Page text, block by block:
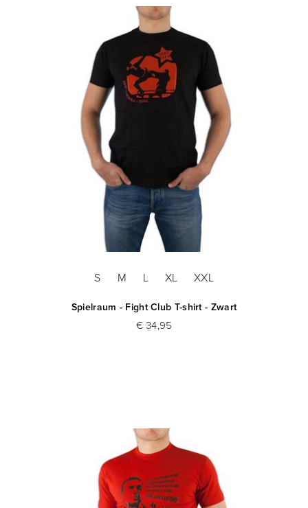
S M L XL XXL
Spielraum - Fight Club T-shirt - Zwart
€ 34,95